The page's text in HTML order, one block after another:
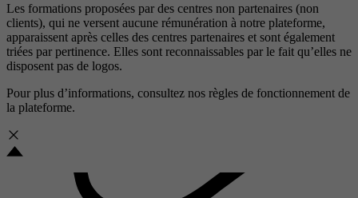
Les formations proposées par des centres non partenaires (non
clients), qui ne versent aucune rémunération à notre plateforme,
apparaissent après celles des centres partenaires et sont également
triées par pertinence. Elles sont reconnaissables par le fait qu’elles ne
disposent pas de logos.
Pour plus d’informations, consultez nos règles de fonctionnement de
la plateforme.